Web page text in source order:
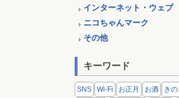
インターネット・ウェブ
ニコちゃんマーク
その他
キーワード
SNS Wi-Fi お正月 お酒 きの